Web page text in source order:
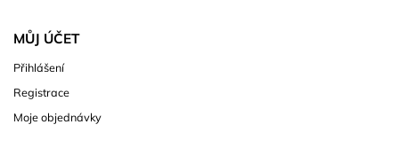
MŮJ ÚČET
Přihlášení
Registrace
Moje objednávky